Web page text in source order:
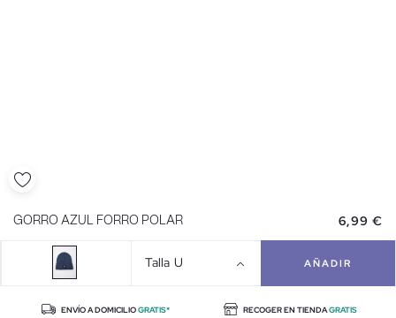
GORRO AZUL FORRO POLAR 6,99 €
Talla U AÑADIR
ENVÍO A DOMICILIOGRATIS* RECOGER EN TIENDAGRATIS